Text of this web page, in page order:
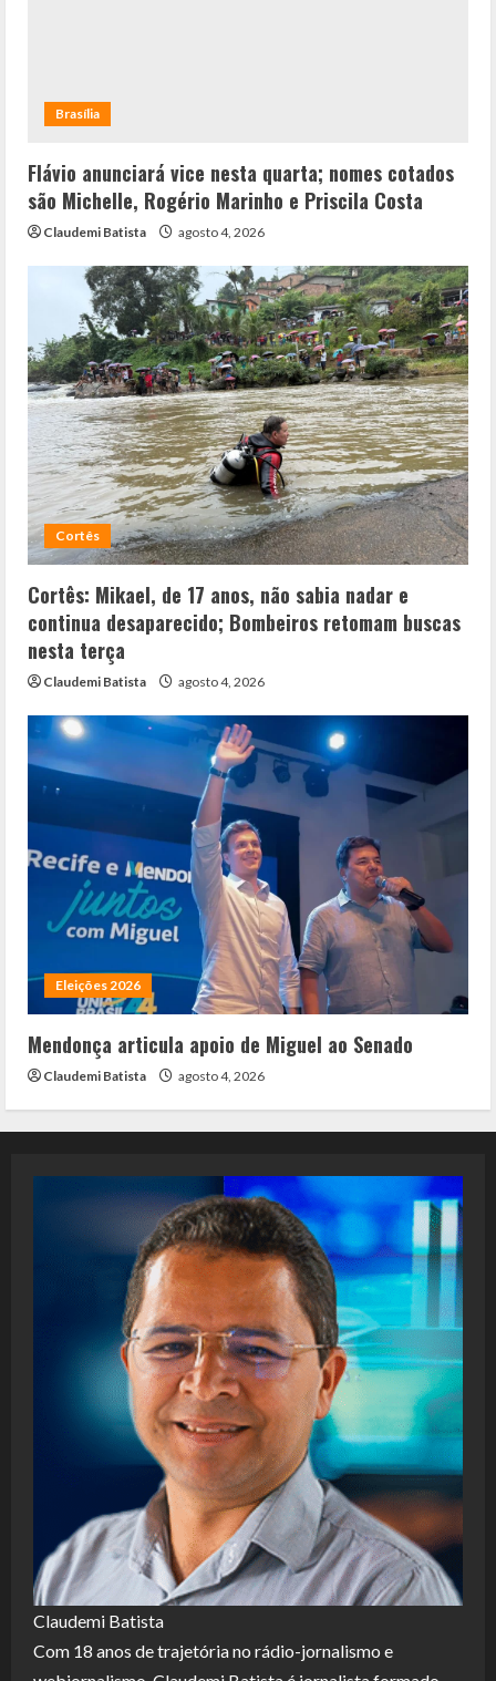
Brasília
Flávio anunciará vice nesta quarta; nomes cotados
são Michelle, Rogério Marinho e Priscila Costa
Claudemi Batista agosto 4, 2026
Cortês
Cortês: Mikael, de 17 anos, não sabia nadar e
continua desaparecido; Bombeiros retomam buscas
nesta terça
Claudemi Batista agosto 4, 2026
Eleições 2026
Mendonça articula apoio de Miguel ao Senado
Claudemi Batista agosto 4, 2026
Claudemi Batista
Com 18 anos de trajetória no rádio-jornalismo e